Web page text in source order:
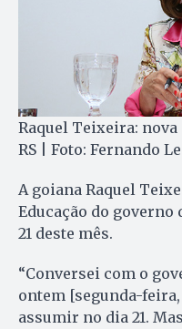
Raquel Teixeira: nova
RS | Foto: Fernando
A goiana Raquel
Educação do governo
21 deste mês.
“Conversei com o
ontem [segunda-feira,
assumir no dia 21.